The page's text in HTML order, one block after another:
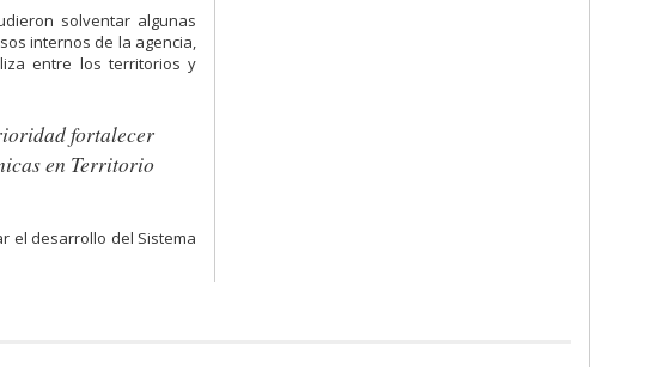
solventar algunas
internos de la agencia,
entre los territorios y
fortalecer
en Territorio
el desarrollo del Sistema